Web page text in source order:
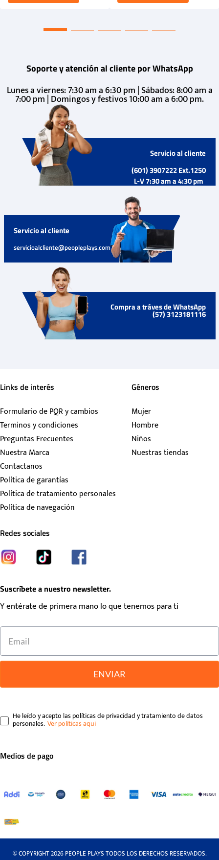
Soporte y atención al cliente por WhatsApp
Lunes a viernes: 7:30 am a 6:30 pm | Sábados: 8:00 am a
7:00 pm | Domingos y festivos 10:00 am a 6:00 pm.
Servicio al cliente
(601) 3907222 Ext.1250
L-V 7:30 am a 4:30 pm
Servicio al cliente
servicioalcliente@peopleplays.com
Compra a tráves de WhatsApp
(57) 3123181116
Links de interés
Formulario de PQR y cambios
Terminos y condiciones
Preguntas Frecuentes
Nuestra Marca
Contactanos
Política de garantías
Política de tratamiento personales
Política de navegación
Géneros
Mujer
Hombre
Niños
Nuestras tiendas
Redes sociales
Suscríbete a nuestro newsletter.
Y entérate de primera mano lo que tenemos para ti
ENVIAR
He leído y acepto las políticas de privacidad y tratamiento de datos
personales.
Medios de pago
© COPYRIGHT 2026 PEOPLE PLAYS TODOS LOS DERECHOS RESERVADOS.